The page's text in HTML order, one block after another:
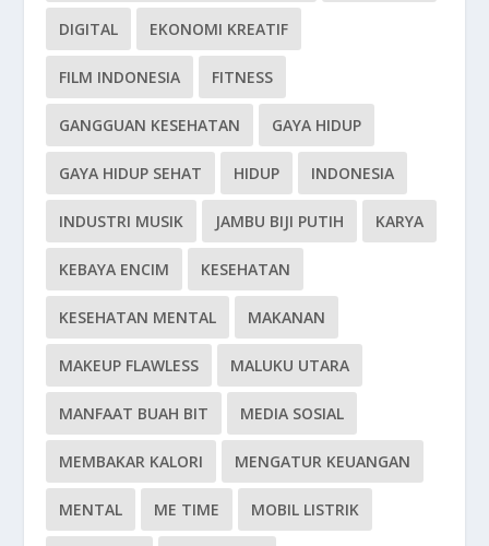
DIGITAL EKONOMI KREATIF
FILM INDONESIA FITNESS
GANGGUAN KESEHATAN GAYA HIDUP
GAYA HIDUP SEHAT HIDUP INDONESIA
INDUSTRI MUSIK JAMBU BIJI PUTIH KARYA
KEBAYA ENCIM KESEHATAN
KESEHATAN MENTAL MAKANAN
MAKEUP FLAWLESS MALUKU UTARA
MANFAAT BUAH BIT MEDIA SOSIAL
MEMBAKAR KALORI MENGATUR KEUANGAN
MENTAL ME TIME MOBIL LISTRIK